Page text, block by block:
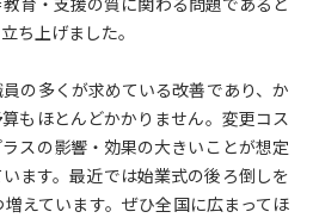
ち上げました。
の多くが求めている改善であり、か
もほとんどかかりません。変更コス
スの影響・効果の大きいことが想定
ます。最近では始業式の後ろ倒しを
えています。ぜひ全国に広まってほ